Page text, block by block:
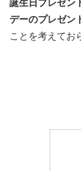
誕生日プレゼン
デーのプレゼン
ことを考えてお